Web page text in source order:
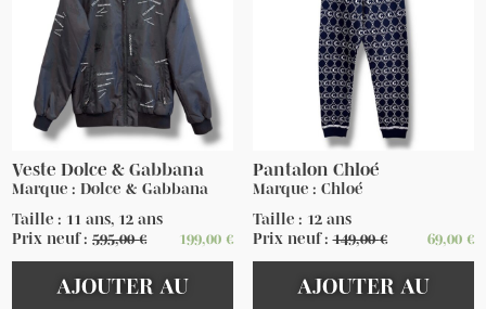
Veste Dolce & Gabbana
Marque : Dolce & Gabbana
Taille : 11 ans, 12 ans
Prix neuf :595,00€ 199,00 €
AJOUTER AU
Pantalon Chloé
Marque : Chloé
Taille : 12 ans
Prix neuf :149,00€ 69,00 €
AJOUTER AU